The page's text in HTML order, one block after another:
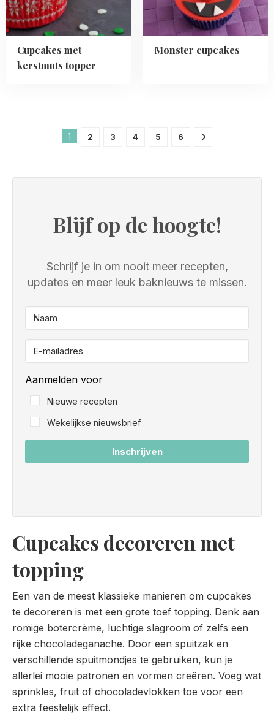
Cupcakes met
kerstmuts topper
Monster cupcakes
1 2 3 4 5 6
Blijf op de hoogte!
Schrijf je in om nooit meer recepten,
updates en meer leuk baknieuws te missen.
Aanmelden voor
Nieuwe recepten
Wekelijkse nieuwsbrief
Inschrijven
Cupcakes decoreren met
topping
Een van de meest klassieke manieren om cupcakes
te decoreren is met een grote toef topping. Denk aan
romige botercrème, luchtige slagroom of zelfs een
rijke chocoladeganache. Door een spuitzak en
verschillende spuitmondjes te gebruiken, kun je
allerlei mooie patronen en vormen creëren. Voeg wat
sprinkles, fruit of chocoladevlokken toe voor een
extra feestelijk effect.